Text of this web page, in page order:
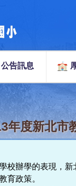
公告訊息
年度新北市
校辦學的表現，
育政策。